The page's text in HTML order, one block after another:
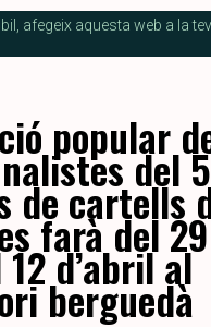
afegeix aquesta web a la
popular
del
de cartells
farà del
d’abril al
berguedà